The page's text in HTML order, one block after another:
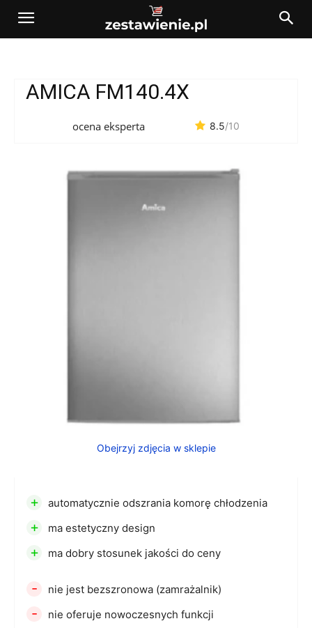
AMICA FM140.4X
ocena eksperta 8.5/10
Obejrzyj zdjęcia w sklepie
+ automatycznie odszrania komorę chłodzenia
+ ma estetyczny design
+ ma dobry stosunek jakości do ceny
- nie jest bezszronowa (zamrażalnik)
- nie oferuje nowoczesnych funkcji